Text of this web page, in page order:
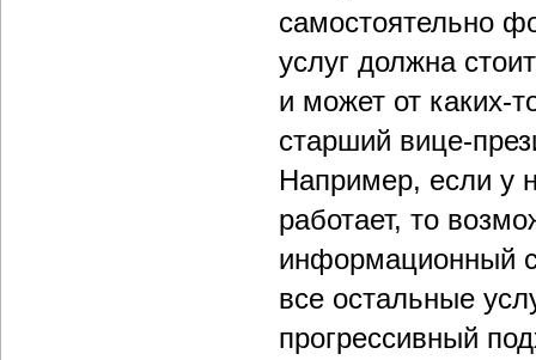
самостоятельно
услуг должна
и может от каких-
старший вице-
Например, если у
работает, то
информационный
все остальные
прогрессивный